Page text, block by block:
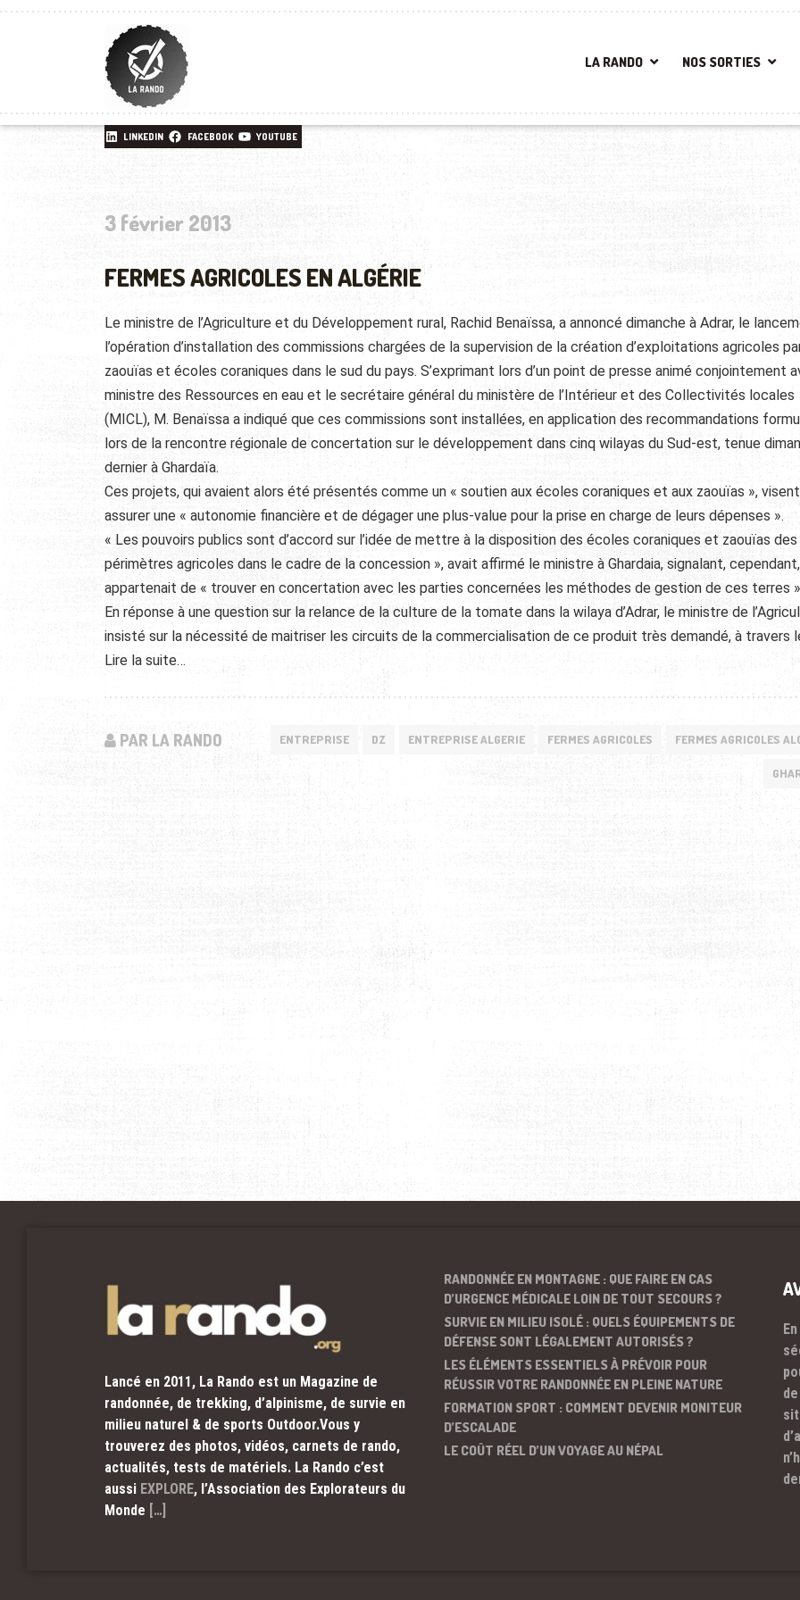
LA RANDO NOS SORTIES
LINKEDIN FACEBOOK YOUTUBE
3 février 2013
FERMES AGRICOLES EN ALGÉRIE
Le ministre de l’Agriculture et du Développement rural, Rachid Benaïssa, a annoncé dimanche à Adrar, le
l’opération d’installation des commissions chargées de la supervision de la création d’exploitations agricoles
zaouïas et écoles coraniques dans le sud du pays. S’exprimant lors d’un point de presse animé conjointement
ministre des Ressources en eau et le secrétaire général du ministère de l’Intérieur et des Collectivités locales
(MICL), M. Benaïssa a indiqué que ces commissions sont installées, en application des recommandations
lors de la rencontre régionale de concertation sur le développement dans cinq wilayas du Sud-est, tenue
dernier à Ghardaïa.
Ces projets, qui avaient alors été présentés comme un « soutien aux écoles coraniques et aux zaouïas »,
assurer une « autonomie financière et de dégager une plus-value pour la prise en charge de leurs dépenses ».
« Les pouvoirs publics sont d’accord sur l’idée de mettre à la disposition des écoles coraniques et zaouïas des
périmètres agricoles dans le cadre de la concession », avait affirmé le ministre à Ghardaia, signalant, cependant,
appartenait de « trouver en concertation avec les parties concernées les méthodes de gestion de ces terres
En réponse à une question sur la relance de la culture de la tomate dans la wilaya d’Adrar, le ministre de
insisté sur la nécessité de maitriser les circuits de la commercialisation de ce produit très demandé, à travers
Lire la suite…
PAR LA RANDO ENTREPRISE DZ ENTREPRISE ALGERIE FERMES AGRICOLES FERMES AGRICOLES
Lancé en 2011, La Rando est un Magazine de
randonnée, de trekking, d’alpinisme, de survie en
milieu naturel & de sports Outdoor.Vous y
trouverez des photos, vidéos, carnets de rando,
actualités, tests de matériels. La Rando c’est
aussi EXPLORE, l’Association des Explorateurs du
Monde […]
RANDONNÉE EN MONTAGNE : QUE FAIRE EN CAS
D’URGENCE MÉDICALE LOIN DE TOUT SECOURS ?
SURVIE EN MILIEU ISOLÉ : QUELS ÉQUIPEMENTS DE
DÉFENSE SONT LÉGALEMENT AUTORISÉS ?
LES ÉLÉMENTS ESSENTIELS À PRÉVOIR POUR
RÉUSSIR VOTRE RANDONNÉE EN PLEINE NATURE
FORMATION SPORT : COMMENT DEVENIR MONITEUR
D’ESCALADE
LE COÛT RÉEL D’UN VOYAGE AU NÉPAL